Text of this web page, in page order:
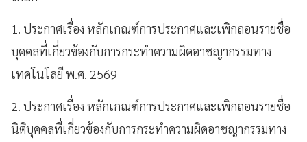
1. ประกาศเรื่อง หลักเกณฑ์การประกาศและเพิกถอนรายชื่อ
บุคคลที่เกี่ยวข้องกับการกระทำความผิดอาชญากรรมทาง
เทคโนโลยี พ.ศ. 2569
2. ประกาศเรื่อง หลักเกณฑ์การประกาศและเพิกถอนรายชื่อ
นิติบุคคลที่เกี่ยวข้องกับการกระทำความผิดอาชญากรรมทาง